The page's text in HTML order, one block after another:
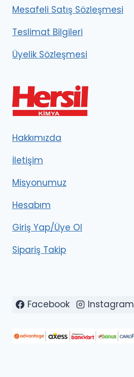
Mesafeli Satış Sözleşmesi
Teslimat Bilgileri
Üyelik Sözleşmesi
Hakkımızda
İletişim
Misyonumuz
Hesabım
Giriş Yap/Üye Ol
Sipariş Takip
Facebook Instagram